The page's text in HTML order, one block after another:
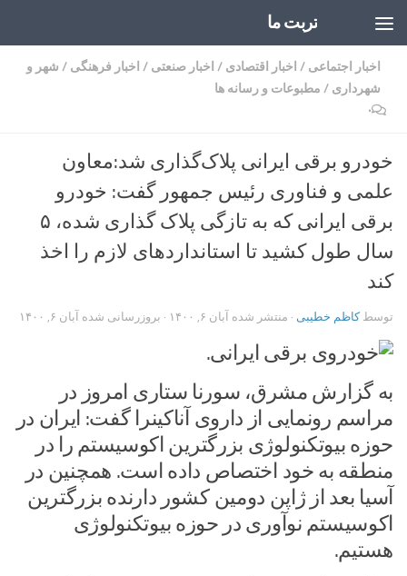
تربت ما
اخبار اجتماعی / اخبار اقتصادی / اخبار صنعتی / اخبار فرهنگی / شهر و
شهرداری / مطبوعات و رسانه ها
۰
خودرو برقی ایرانی پلاک‌گذاری شد:معاون
علمی و فناوری رئیس جمهور گفت: خودرو
برقی ایرانی که به تازگی پلاک گذاری شده، ۵
سال طول کشید تا استانداردهای لازم را اخذ
کند
توسطکاظم خطیبی · منتشر شده آبان ۶, ۱۴۰۰ · بروزرسانی شده آبان ۶, ۱۴۰۰
.
به گزارش مشرق، سورنا ستاری امروز در
مراسم رونمایی از داروی آناکینرا گفت: ایران در
حوزه بیوتکنولوژی بزرگترین اکوسیستم را در
منطقه به خود اختصاص داده است. همچنین در
آسیا بعد از ژاپن دومین کشور دارنده بزرگترین
اکوسیستم نوآوری در حوزه بیوتکنولوژی
هستیم.